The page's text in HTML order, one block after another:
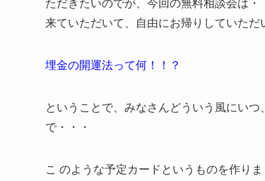
ただきたいのでが、今回の無料相談会は
来ていただいて、自由にお帰りしていた
埋金の開運法って何！！？
ということで、みなさんどういう風にい
で・・・
こ のような予定カードというものを作り